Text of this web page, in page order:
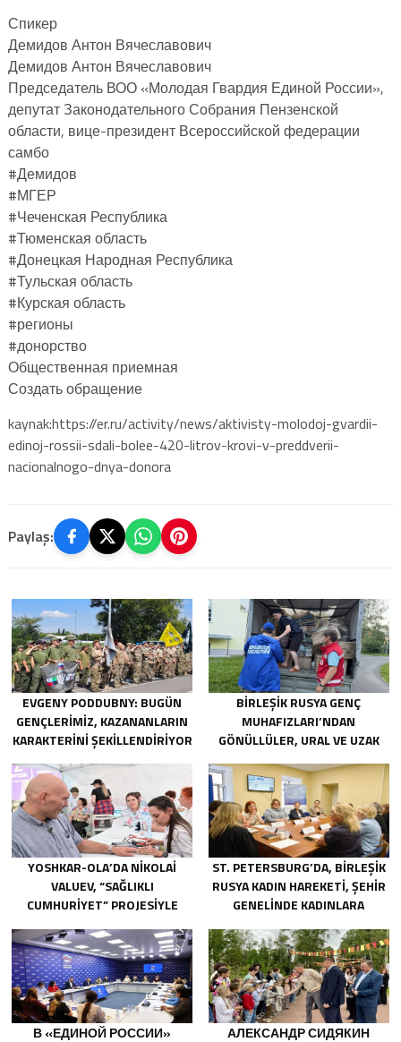
Спикер
Демидов Антон Вячеславович
Демидов Антон Вячеславович
Председатель ВОО «Молодая Гвардия Единой России»,
депутат Законодательного Собрания Пензенской
области, вице-президент Всероссийской федерации
самбо
#Демидов
#МГЕР
#Чеченская Республика
#Тюменская область
#Донецкая Народная Республика
#Тульская область
#Курская область
#регионы
#донорство
Общественная приемная
Создать обращение
kaynak:https://er.ru/activity/news/aktivisty-molodoj-gvardii-
edinoj-rossii-sdali-bolee-420-litrov-krovi-v-preddverii-
nacionalnogo-dnya-donora
Paylaş:
EVGENY PODDUBNY: BUGÜN
GENÇLERIMIZ, KAZANANLARIN
KARAKTERINI ŞEKILLENDIRIYOR
BIRLEŞIK RUSYA GENÇ
MUHAFIZLARI’NDAN
GÖNÜLLÜLER, URAL VE UZAK
SONUÇLARINI ORTADAN
KALDIRMAYA YARDIMCI OLUYOR
YOSHKAR-OLA’DA NIKOLAI
VALUEV, “SAĞLIKLI
CUMHURIYET” PROJESIYLE
ST. PETERSBURG’DA, BIRLEŞIK
RUSYA KADIN HAREKETI, ŞEHIR
GENELINDE KADINLARA
PROGRAMLARININ
GELIŞTIRILMESI IÇIN ÖNERILER
HAZIRLADI
В «ЕДИНОЙ РОССИИ»
АЛЕКСАНДР СИДЯКИН